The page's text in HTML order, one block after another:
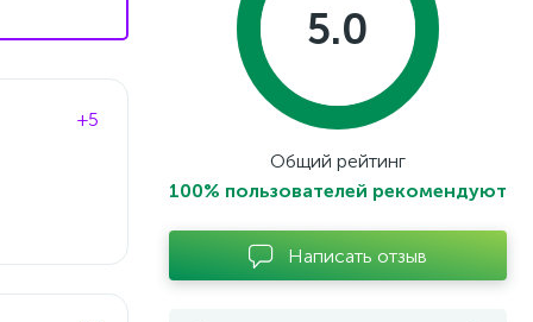
+5
5.0
Общий рейтинг
100% пользователей рекомендуют
Написать отзыв